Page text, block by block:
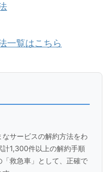
一覧はこちら
サービスの解約方法をわ
1,300件以上の解約手順
救急車」として、正確で